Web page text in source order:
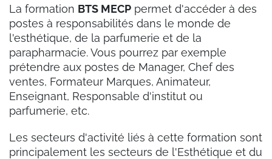
La formation BTS MECP permet d'accéder à des
postes à responsabilités dans le monde de
l'esthétique, de la parfumerie et de la
parapharmacie. Vous pourrez par exemple
prétendre aux postes de Manager, Chef des
ventes, Formateur Marques, Animateur,
Enseignant, Responsable d'institut ou
parfumerie, etc.
Les secteurs d'activité liés à cette formation sont
principalement les secteurs de l'Esthétique et du